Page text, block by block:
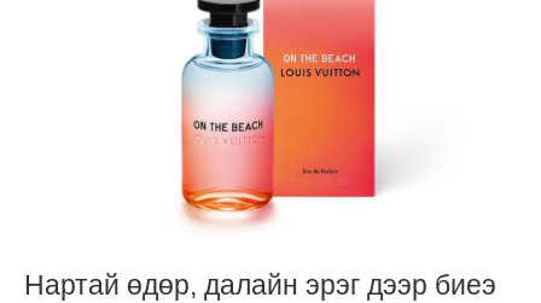
Нартай өдөр, далайн эрэг дээр биеэ